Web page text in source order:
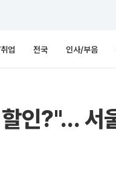
업 전국 인사/부음
?"… 서